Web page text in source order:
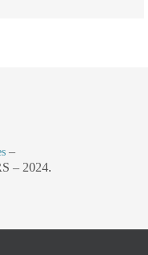
–
– 2024.